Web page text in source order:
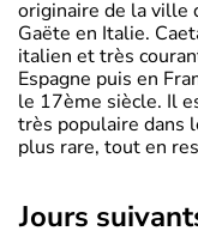
originaire de la ville
Gaëte en Italie.
italien et très
Espagne puis en
le 17ème siècle. Il
très populaire dans
plus rare, tout en
jours